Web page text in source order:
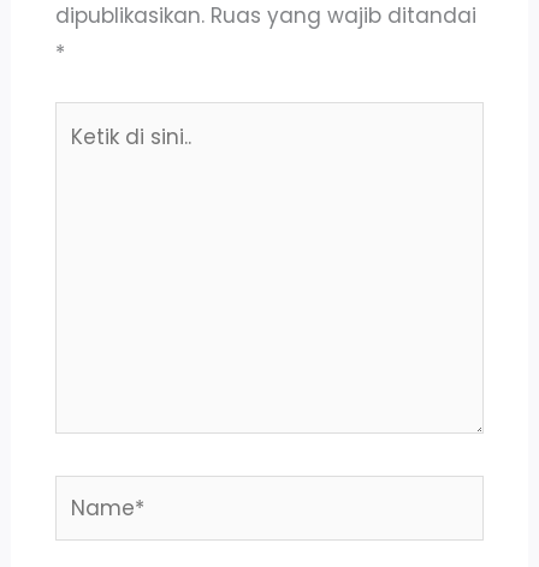
dipublikasikan. Ruas yang wajib ditandai
*
Name*